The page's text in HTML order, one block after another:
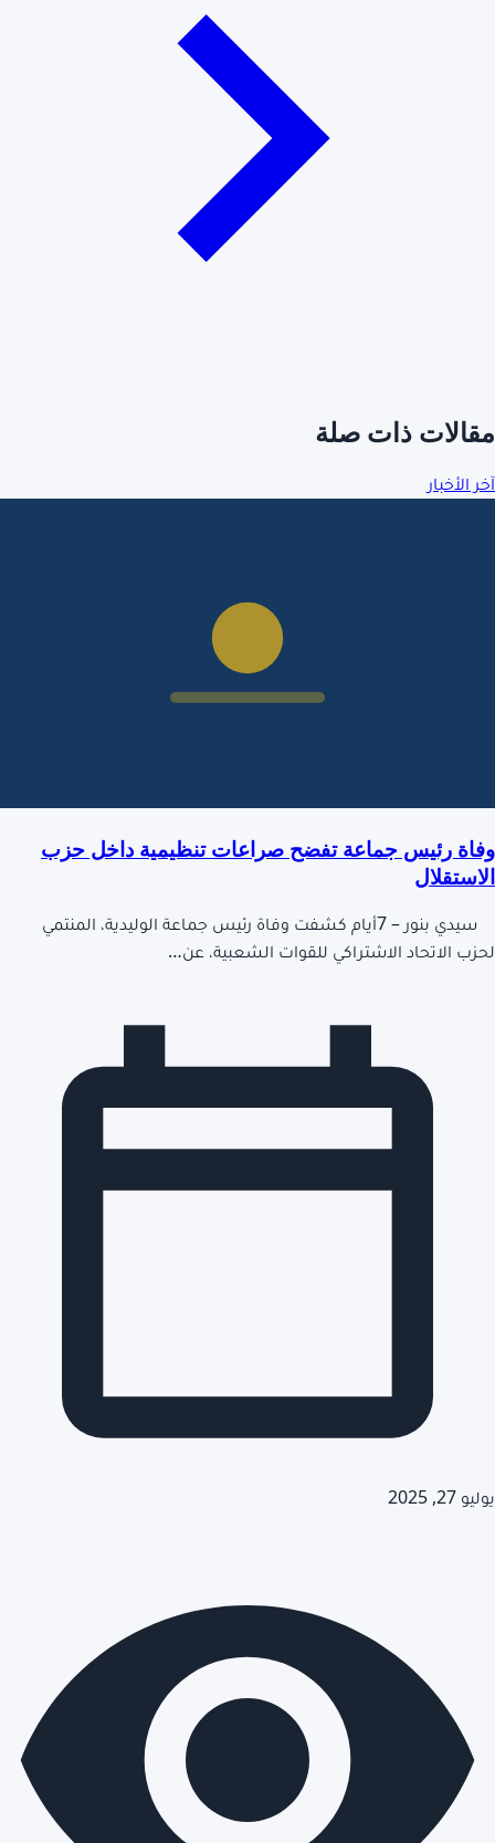
مقالات ذات صلة
آخر الأخبار
وفاة رئيس جماعة تفضح صراعات تنظيمية داخل حزب
الاستقلال
سيدي بنور – 7أيام كشفت وفاة رئيس جماعة الوليدية، المنتمي
لحزب الاتحاد الاشتراكي للقوات الشعبية، عن…
يوليو 27, 2025